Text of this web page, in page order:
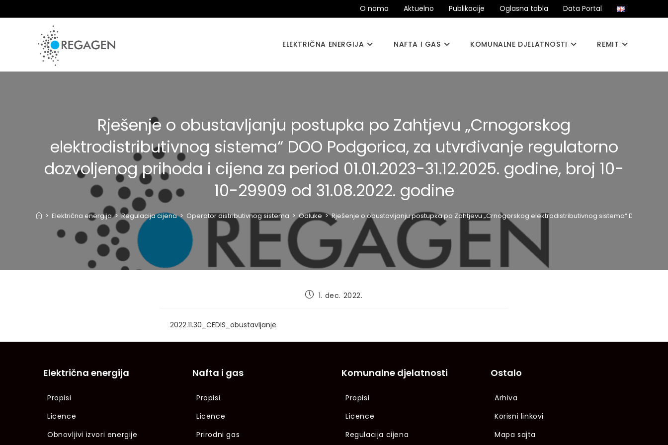
to
O nama Aktuelno Publikacije Oglasna tabla Data Portal
ELEKTRIČNA ENERGIJA NAFTA I GAS KOMUNALNE DJELATNOSTI REMIT
Rješenje o obustavljanju postupka po Zahtjevu „Crnogorskog
elektrodistributivnog sistema“ DOO Podgorica, za utvrđivanje regulatorno
dozvoljenog prihoda i cijena za period 01.01.2023-31.12.2025. godine, broj 10-
10-29909 od 31.08.2022. godine
> Električna energija > Regulacija cijena > Operator distributivnog sistema > Odluke > Rješenje o obustavljanju postupka po Zahtjevu „Crnogorskog elektrodistributivnog sistema“ DOO
Post1. dec. 2022.
2022.11.30_CEDIS_obustavljanje
Električna energija
Propisi
Licence
Obnovljivi izvori energije
Nafta i gas
Propisi
Licence
Prirodni gas
Komunalne djelatnosti
Propisi
Licence
Regulacija cijena
Ostalo
Arhiva
Korisni linkovi
Mapa sajta